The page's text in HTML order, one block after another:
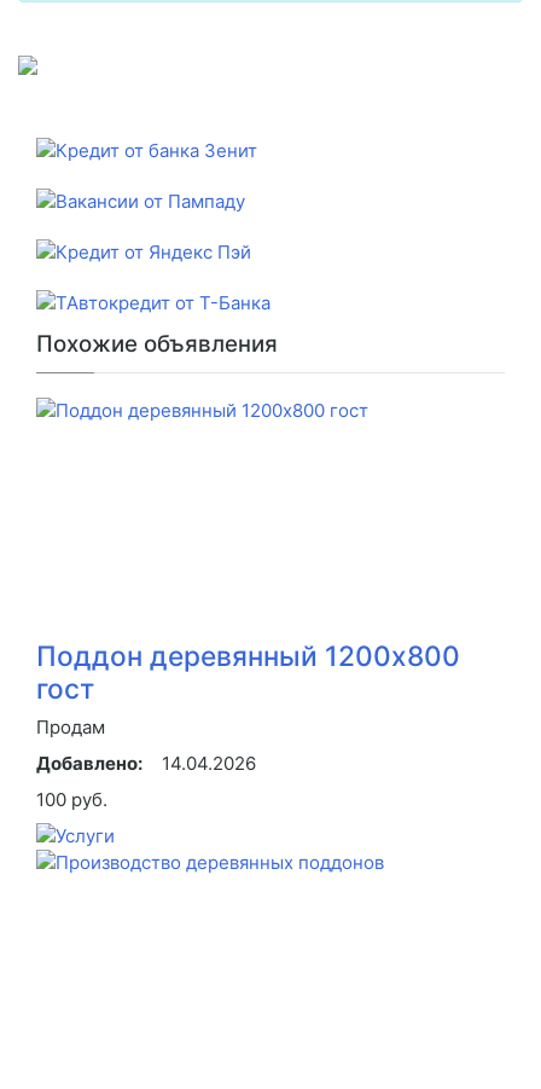
Похожие объявления
Поддон деревянный 1200х800
гост
Продам
Добавлено:
14.04.2026
100 руб.